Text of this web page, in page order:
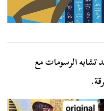
تشابه الرسومات مع